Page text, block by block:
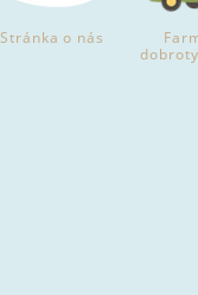
Stránka o nás